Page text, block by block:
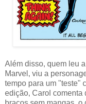
Além disso, quem leu
Marvel, viu a
tempo para um "teste"
edição, Carol comenta